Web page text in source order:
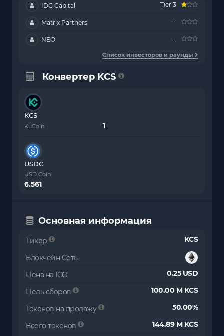
IDG Capital Tier 3
Matrix Partners --
NEO --
Список инвесторов и раунды
Конвертер KCS
KCS
KuCoin
USDC
USD Coin
6.561
Основная информация
Тикер KCS
Блокчейн Сеть
Цена на ICO
0.25 USD
Цель сборов 100.00 M KCS
Токенов на продажу 50.00%
Всего токенов 144.89 M KCS